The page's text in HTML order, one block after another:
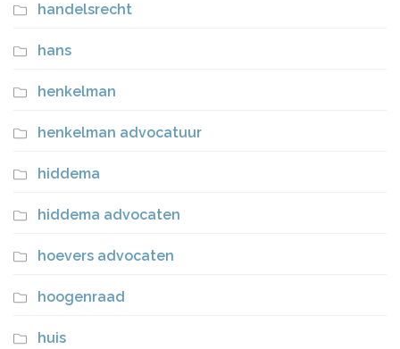
handelsrecht
hans
henkelman
henkelman advocatuur
hiddema
hiddema advocaten
hoevers advocaten
hoogenraad
huis